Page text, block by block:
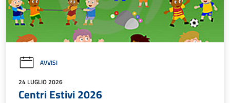
AVVISI
24 LUGLIO 2026
Centri Estivi 2026